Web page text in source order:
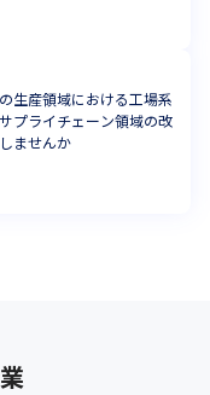
生産領域における工場系
プライチェーン領域の改
ませんか